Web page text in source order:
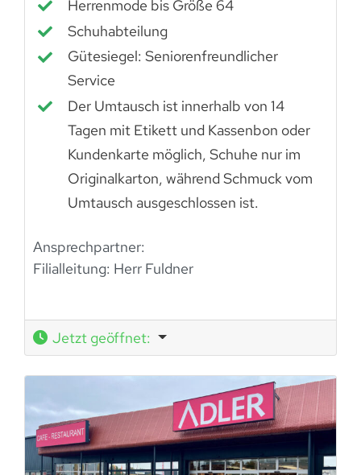
Herrenmode bis Größe 64
Schuhabteilung
Gütesiegel: Seniorenfreundlicher
Service
Der Umtausch ist innerhalb von 14
Tagen mit Etikett und Kassenbon oder
Kundenkarte möglich, Schuhe nur im
Originalkarton, während Schmuck vom
Umtausch ausgeschlossen ist.
Ansprechpartner:
Filialleitung: Herr Fuldner
Jetzt geöffnet: